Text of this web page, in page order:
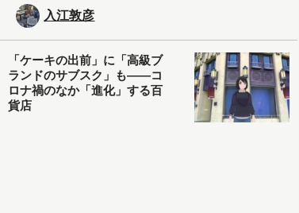
入江敦彦
「ケーキの出前」に「高級ブ
ランドのサブスク」も――コ
ロナ禍のなか「進化」する百
貨店